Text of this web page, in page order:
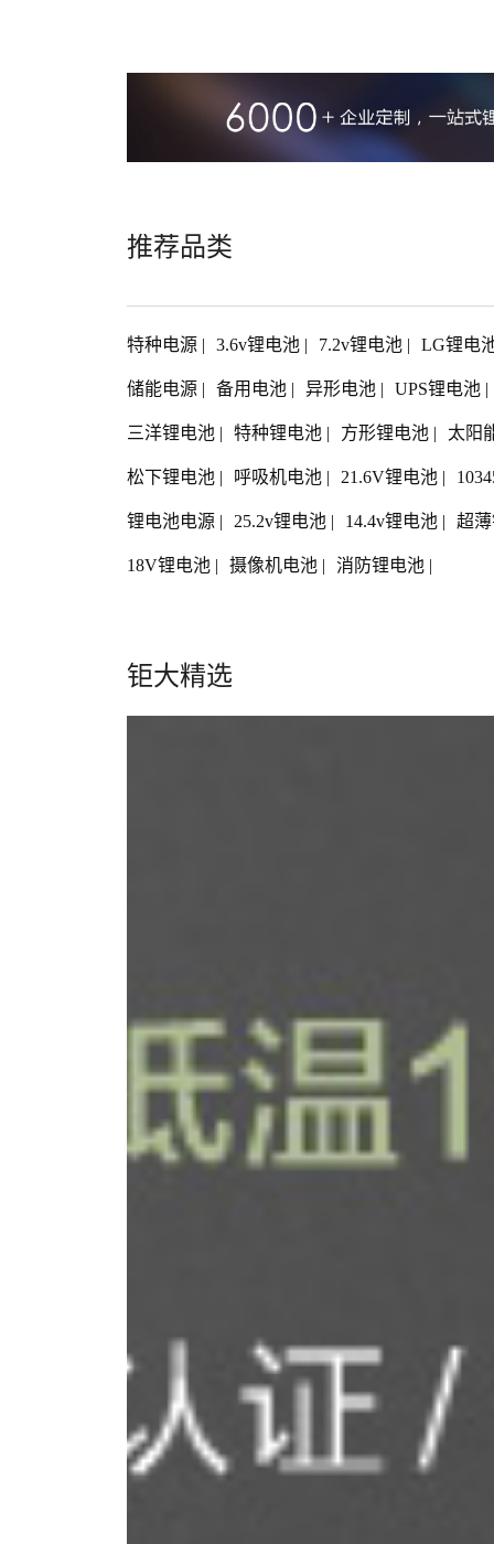
推荐品类
特种电源 | 3.6v锂电池 | 7.2v锂电池 | LG锂电
储能电源 | 备用电池 | 异形电池 | UPS锂电池 |
三洋锂电池 | 特种锂电池 | 方形锂电池 | 太阳
松下锂电池 | 呼吸机电池 | 21.6V锂电池 |
锂电池电源 | 25.2v锂电池 | 14.4v锂电池 | 超
18V锂电池 | 摄像机电池 | 消防锂电池 |
钜大精选